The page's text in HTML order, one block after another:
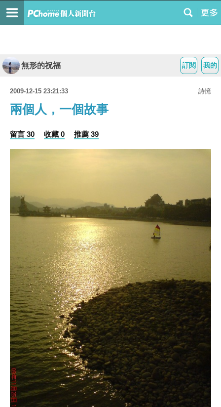
我的
訂閱
無形的祝福
2009-12-15 23:21:33 詩憶
兩個人，一個故事
留言 30 收藏 0 推薦 39